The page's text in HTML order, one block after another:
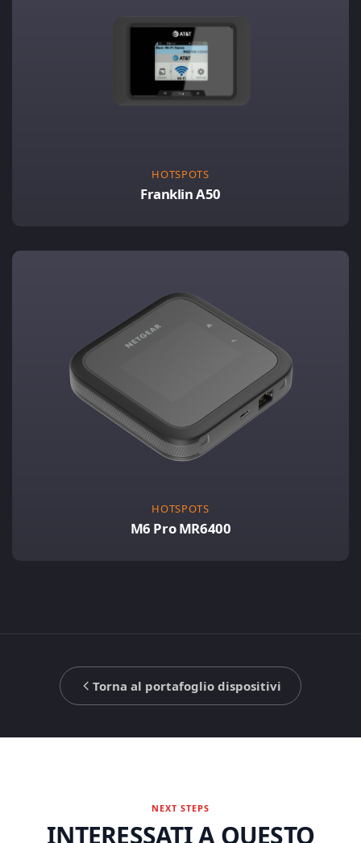
HOTSPOTS
Franklin A50
HOTSPOTS
M6 Pro MR6400
Torna al portafoglio dispositivi
NEXT STEPS
INTERESSATI A QUESTO